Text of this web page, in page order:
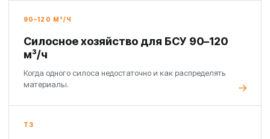
90–120 М³/Ч
Силосное хозяйство для БСУ 90–120
м³/ч
Когда одного силоса недостаточно и как распределять
материалы.
ТЗ